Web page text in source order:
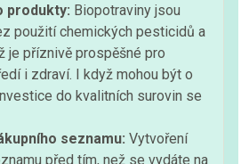
produkty: Biopotraviny jsou
použití chemických pesticidů a
je příznivě prospěšné pro
i zdraví. I když mohou být o
do kvalitních surovin se
seznamu: Vytvoření
před tím, než se vydáte na